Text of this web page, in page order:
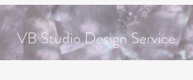
VB Studio Design Service